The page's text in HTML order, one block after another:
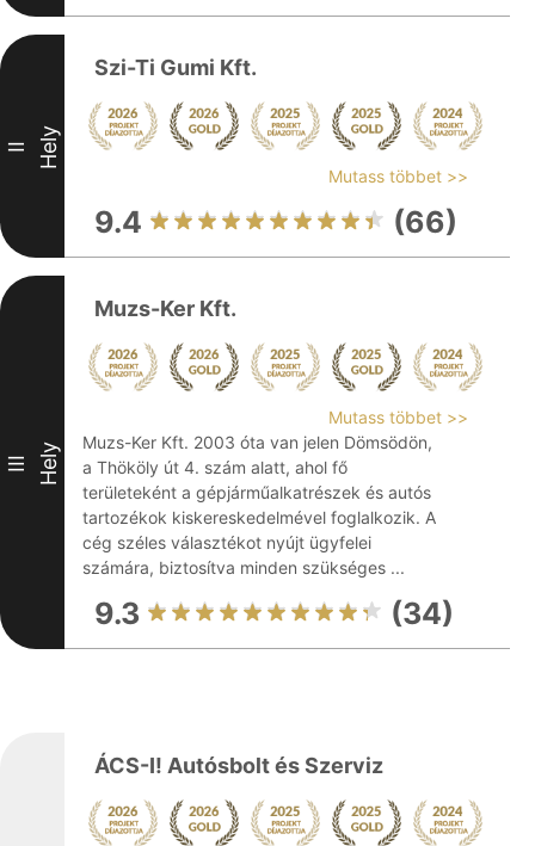
II Hely
Szi-Ti Gumi Kft.
Mutass többet >>
9.4 (66)
III Hely
Muzs-Ker Kft.
Mutass többet >>
Muzs-Ker Kft. 2003 óta van jelen Dömsödön,
a Thököly út 4. szám alatt, ahol fő
területeként a gépjárműalkatrészek és autós
tartozékok kiskereskedelmével foglalkozik. A
cég széles választékot nyújt ügyfelei
számára, biztosítva minden szükséges ...
9.3 (34)
ÁCS-I! Autósbolt és Szerviz